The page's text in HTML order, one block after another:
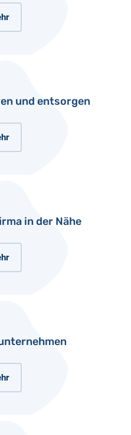
und entsorgen
in der Nähe